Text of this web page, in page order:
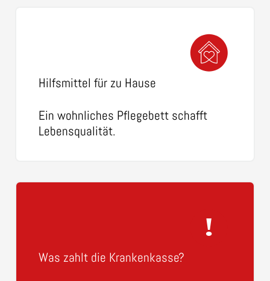
Hilfsmittel für zu Hause
Ein wohnliches Pflegebett schafft
Lebensqualität.
Was zahlt die Krankenkasse?